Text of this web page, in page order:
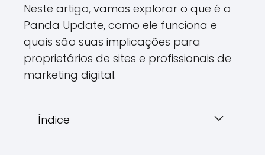
Neste artigo, vamos explorar o que é o
Panda Update, como ele funciona e
quais são suas implicações para
proprietários de sites e profissionais de
marketing digital.
Índice